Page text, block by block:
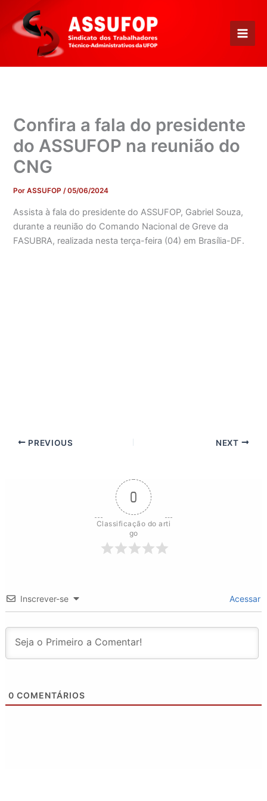
para
conteúdo
Confira a fala do presidente
do ASSUFOP na reunião do
CNG
PorASSUFOP/05/06/2024
Assista à fala do presidente do ASSUFOP, Gabriel Souza,
durante a reunião do Comando Nacional de Greve da
FASUBRA, realizada nesta terça-feira (04) em Brasília-DF.
PREVIOUS NEXT
0
Classificação do arti
go
Inscrever-se Acessar
0 COMENTÁRIOS